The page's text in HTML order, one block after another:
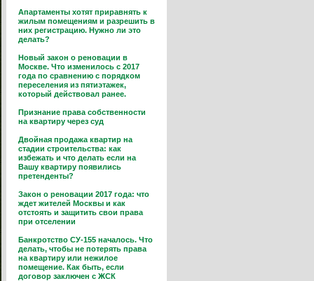
Апартаменты хотят приравнять к
жилым помещениям и разрешить в
них регистрацию. Нужно ли это
делать?
Новый закон о реновации в
Москве. Что изменилось с 2017
года по сравнению с порядком
переселения из пятиэтажек,
который действовал ранее.
Признание права собственности
на квартиру через суд
Двойная продажа квартир на
стадии строительства: как
избежать и что делать если на
Вашу квартиру появились
претенденты?
Закон о реновации 2017 года: что
ждет жителей Москвы и как
отстоять и защитить свои права
при отселении
Банкротство СУ-155 началось. Что
делать, чтобы не потерять права
на квартиру или нежилое
помещение. Как быть, если
договор заключен с ЖСК